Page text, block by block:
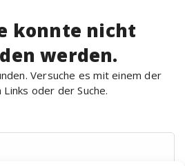
konnte nicht
werden.
Versuche es mit einem der
oder der Suche.